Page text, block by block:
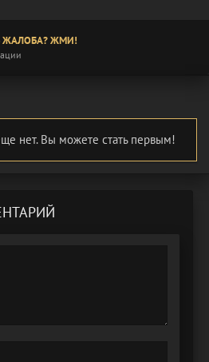
ЖАЛОБА? ЖМИ!
нет. Вы можете стать первым!